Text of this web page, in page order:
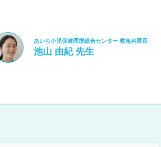
あいち小児保健医療総合センター 救急科医長
池山 由紀 先生